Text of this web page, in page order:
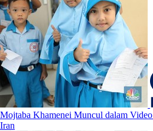
Mojtaba Khamenei Muncul dalam
Iran